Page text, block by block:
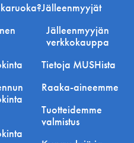
Jälleenmyyjät
Jälleenmyyjän
verkkokauppa
Tietoja MUSHista
Raaka-aineemme
Tuotteidemme
valmistus